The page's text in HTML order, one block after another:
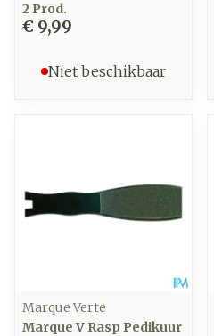
2 Prod.
€ 9,99
Niet beschikbaar
Marque Verte
Marque V Rasp Pedikuur